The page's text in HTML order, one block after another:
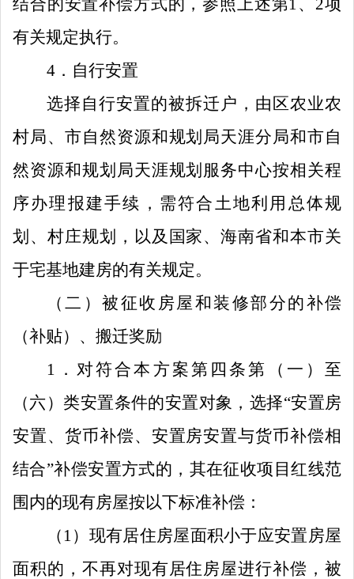
有关规定执行。
4． 自行安置
选择自行安置的被拆迁户，由区农业农
村局、市自然资源和规划局天涯分局和市自
然资源和规划局天涯规划 服务中心按相关程
序办理报建手续 ， 需符合土地利用总体规
划、村庄规划，以及国家、海南省和本市关
于宅基地建房的有关规定。
（二 ）被征收 房屋 和 装修部分的补偿
（补贴）、 搬迁奖励
1
． 对符合本方案第四条第（一）至
（六）类安置条件的安置对象，选择“安置房
安置、 货币补偿、 安置房安置与货币补偿相
结合”补偿安置方式的， 其在征收项目红线范
围内的现有房屋按以下标准补偿：
（ 1 ） 现有居住房屋面积小于应安置房屋
面积的，不再对现有居住房屋进行补偿，被